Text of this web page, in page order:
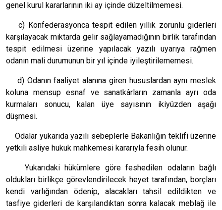
genel kurul kararlarının iki ay içinde düzeltilmemesi.
c) Konfederasyonca tespit edilen yıllık zorunlu giderleri
karşılayacak miktarda gelir sağlayamadığının birlik tarafından
tespit edilmesi üzerine yapılacak yazılı uyarıya rağmen
odanın mali durumunun bir yıl içinde iyileştirilememesi.
d) Odanın faaliyet alanına giren hususlardan aynı meslek
koluna mensup esnaf ve sanatkârların zamanla ayrı oda
kurmaları sonucu, kalan üye sayısının ikiyüzden aşağı
düşmesi.
Odalar yukarıda yazılı sebeplerle Bakanlığın teklifi üzerine
yetkili asliye hukuk mahkemesi kararıyla fesih olunur.
Yukarıdaki hükümlere göre feshedilen odaların bağlı
oldukları birlikçe görevlendirilecek heyet tarafından, borçları
kendi varlığından ödenip, alacakları tahsil edildikten ve
tasfiye giderleri de karşılandıktan sonra kalacak meblağ ile